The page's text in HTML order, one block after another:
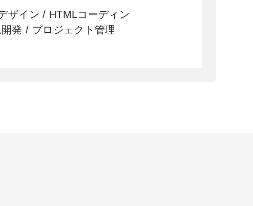
ザイン / HTMLコーディン
発 / プロジェクト管理